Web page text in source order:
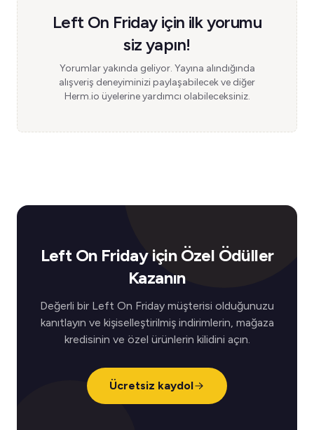
Left On Friday için ilk yorumu
siz yapın!
Yorumlar yakında geliyor. Yayına alındığında
alışveriş deneyiminizi paylaşabilecek ve diğer
Herm.io üyelerine yardımcı olabileceksiniz.
Left On Friday için Özel Ödüller
Kazanın
Değerli bir Left On Friday müşterisi olduğunuzu
kanıtlayın ve kişiselleştirilmiş indirimlerin, mağaza
kredisinin ve özel ürünlerin kilidini açın.
Ücretsiz kaydol